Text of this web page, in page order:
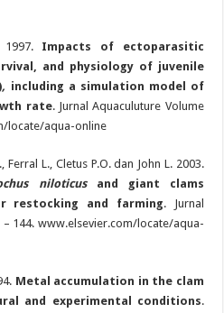
1997. Impacts of ectoparasitic
and physiology of juvenile
, including a simulation model of
rate. Jurnal Aquaculuture Volume
locate/aqua-online
Ferral L., Cletus P.O. dan John L. 2003.
niloticusand giant clams
restocking and farming. Jurnal
– 144. www.elsevier.com/locate/aqua-
Metal accumulation in the clam
and experimental conditions.